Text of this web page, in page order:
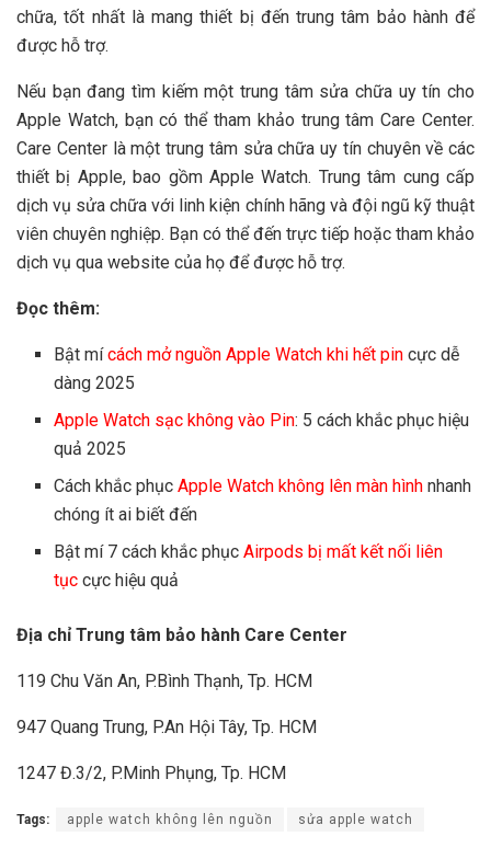
chữa, tốt nhất là mang thiết bị đến trung tâm bảo hành để
được hỗ trợ.
Nếu bạn đang tìm kiếm một trung tâm sửa chữa uy tín cho
Apple Watch, bạn có thể tham khảo trung tâm Care Center.
Care Center là một trung tâm sửa chữa uy tín chuyên về các
thiết bị Apple, bao gồm Apple Watch. Trung tâm cung cấp
dịch vụ sửa chữa với linh kiện chính hãng và đội ngũ kỹ thuật
viên chuyên nghiệp. Bạn có thể đến trực tiếp hoặc tham khảo
dịch vụ qua website của họ để được hỗ trợ.
Đọc thêm:
Bật mícách mở nguồn Apple Watch khi hết pin cực dễ
dàng 2025
Apple Watch sạc không vào Pin: 5 cách khắc phục hiệu
quả 2025
Cách khắc phục Apple Watch không lên màn hình nhanh
chóng ít ai biết đến
Bật mí 7 cách khắc phục Airpods bị mất kết nối liên
tục cực hiệu quả
Địa chỉ Trung tâm bảo hành Care Center
119 Chu Văn An, P.Bình Thạnh, Tp. HCM
947 Quang Trung, P.An Hội Tây, Tp. HCM
1247 Đ.3/2, P.Minh Phụng, Tp. HCM
Tags: apple watch không lên nguồn sửa apple watch